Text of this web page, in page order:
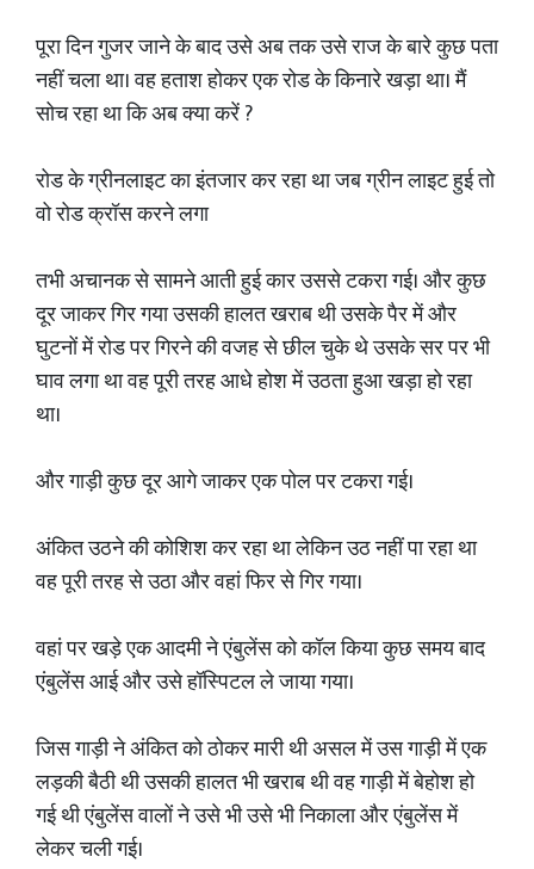
पूरा दिन गुजर जाने के बाद उसे अब तक उसे राज के बारे कुछ पता
नहीं चला था। वह हताश होकर एक रोड के किनारे खड़ा था। मैं
सोच रहा था कि अब क्या करें ?
रोड के ग्रीनलाइट का इंतजार कर रहा था जब ग्रीन लाइट हुई तो
वो रोड क्रॉस करने लगा
तभी अचानक से सामने आती हुई कार उससे टकरा गई। और कुछ
दूर जाकर गिर गया उसकी हालत खराब थी उसके पैर में और
घुटनों में रोड पर गिरने की वजह से छील चुके थे उसके सर पर भी
घाव लगा था वह पूरी तरह आधे होश में उठता हुआ खड़ा हो रहा
था।
और गाड़ी कुछ दूर आगे जाकर एक पोल पर टकरा गई।
अंकित उठने की कोशिश कर रहा था लेकिन उठ नहीं पा रहा था
वह पूरी तरह से उठा और वहां फिर से गिर गया।
वहां पर खड़े एक आदमी ने एंबुलेंस को कॉल किया कुछ समय बाद
एंबुलेंस आई और उसे हॉस्पिटल ले जाया गया।
जिस गाड़ी ने अंकित को ठोकर मारी थी असल में उस गाड़ी में एक
लड़की बैठी थी उसकी हालत भी खराब थी वह गाड़ी में बेहोश हो
गई थी एंबुलेंस वालों ने उसे भी उसे भी निकाला और एंबुलेंस में
लेकर चली गई।